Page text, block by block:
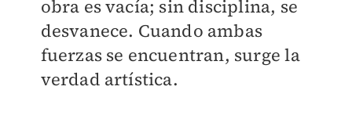
obra es vacía; sin disciplina, se
desvanece. Cuando ambas
fuerzas se encuentran, surge la
verdad artística.